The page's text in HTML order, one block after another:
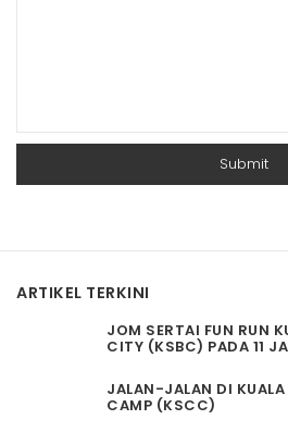
ARTIKEL TERKINI
JOM SERTAI FUN RUN
CITY (KSBC) PADA 11
JALAN-JALAN DI
CAMP (KSCC)